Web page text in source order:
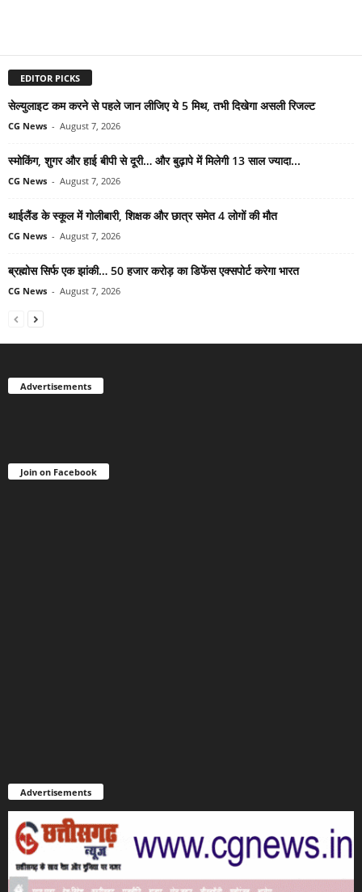
EDITOR PICKS
सेल्युलाइट कम करने से पहले जान लीजिए ये 5 मिथ, तभी दिखेगा असली रिजल्ट
CG News - August 7, 2026
स्मोकिंग, शुगर और हाई बीपी से दूरी… और बुढ़ापे में मिलेगी 13 साल ज्यादा...
CG News - August 7, 2026
थाईलैंड के स्कूल में गोलीबारी, शिक्षक और छात्र समेत 4 लोगों की मौत
CG News - August 7, 2026
ब्रह्मोस सिर्फ एक झांकी… 50 हजार करोड़ का डिफेंस एक्सपोर्ट करेगा भारत
CG News - August 7, 2026
Advertisements
Join on Facebook
Advertisements